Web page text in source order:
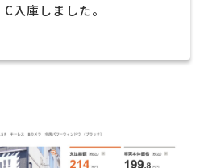
庫しました。